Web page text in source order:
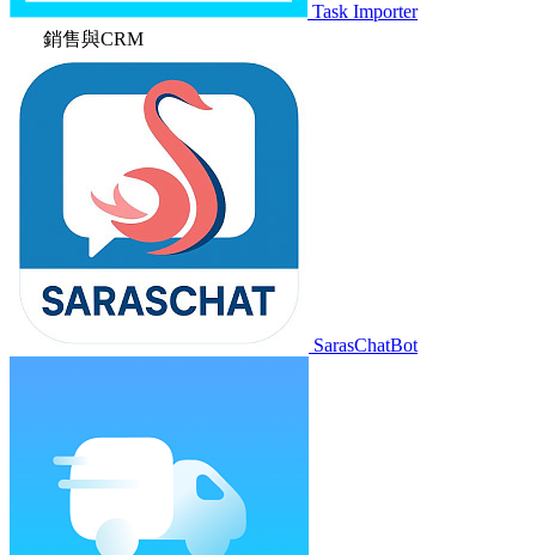
Task Importer
銷售與CRM
SarasChatBot